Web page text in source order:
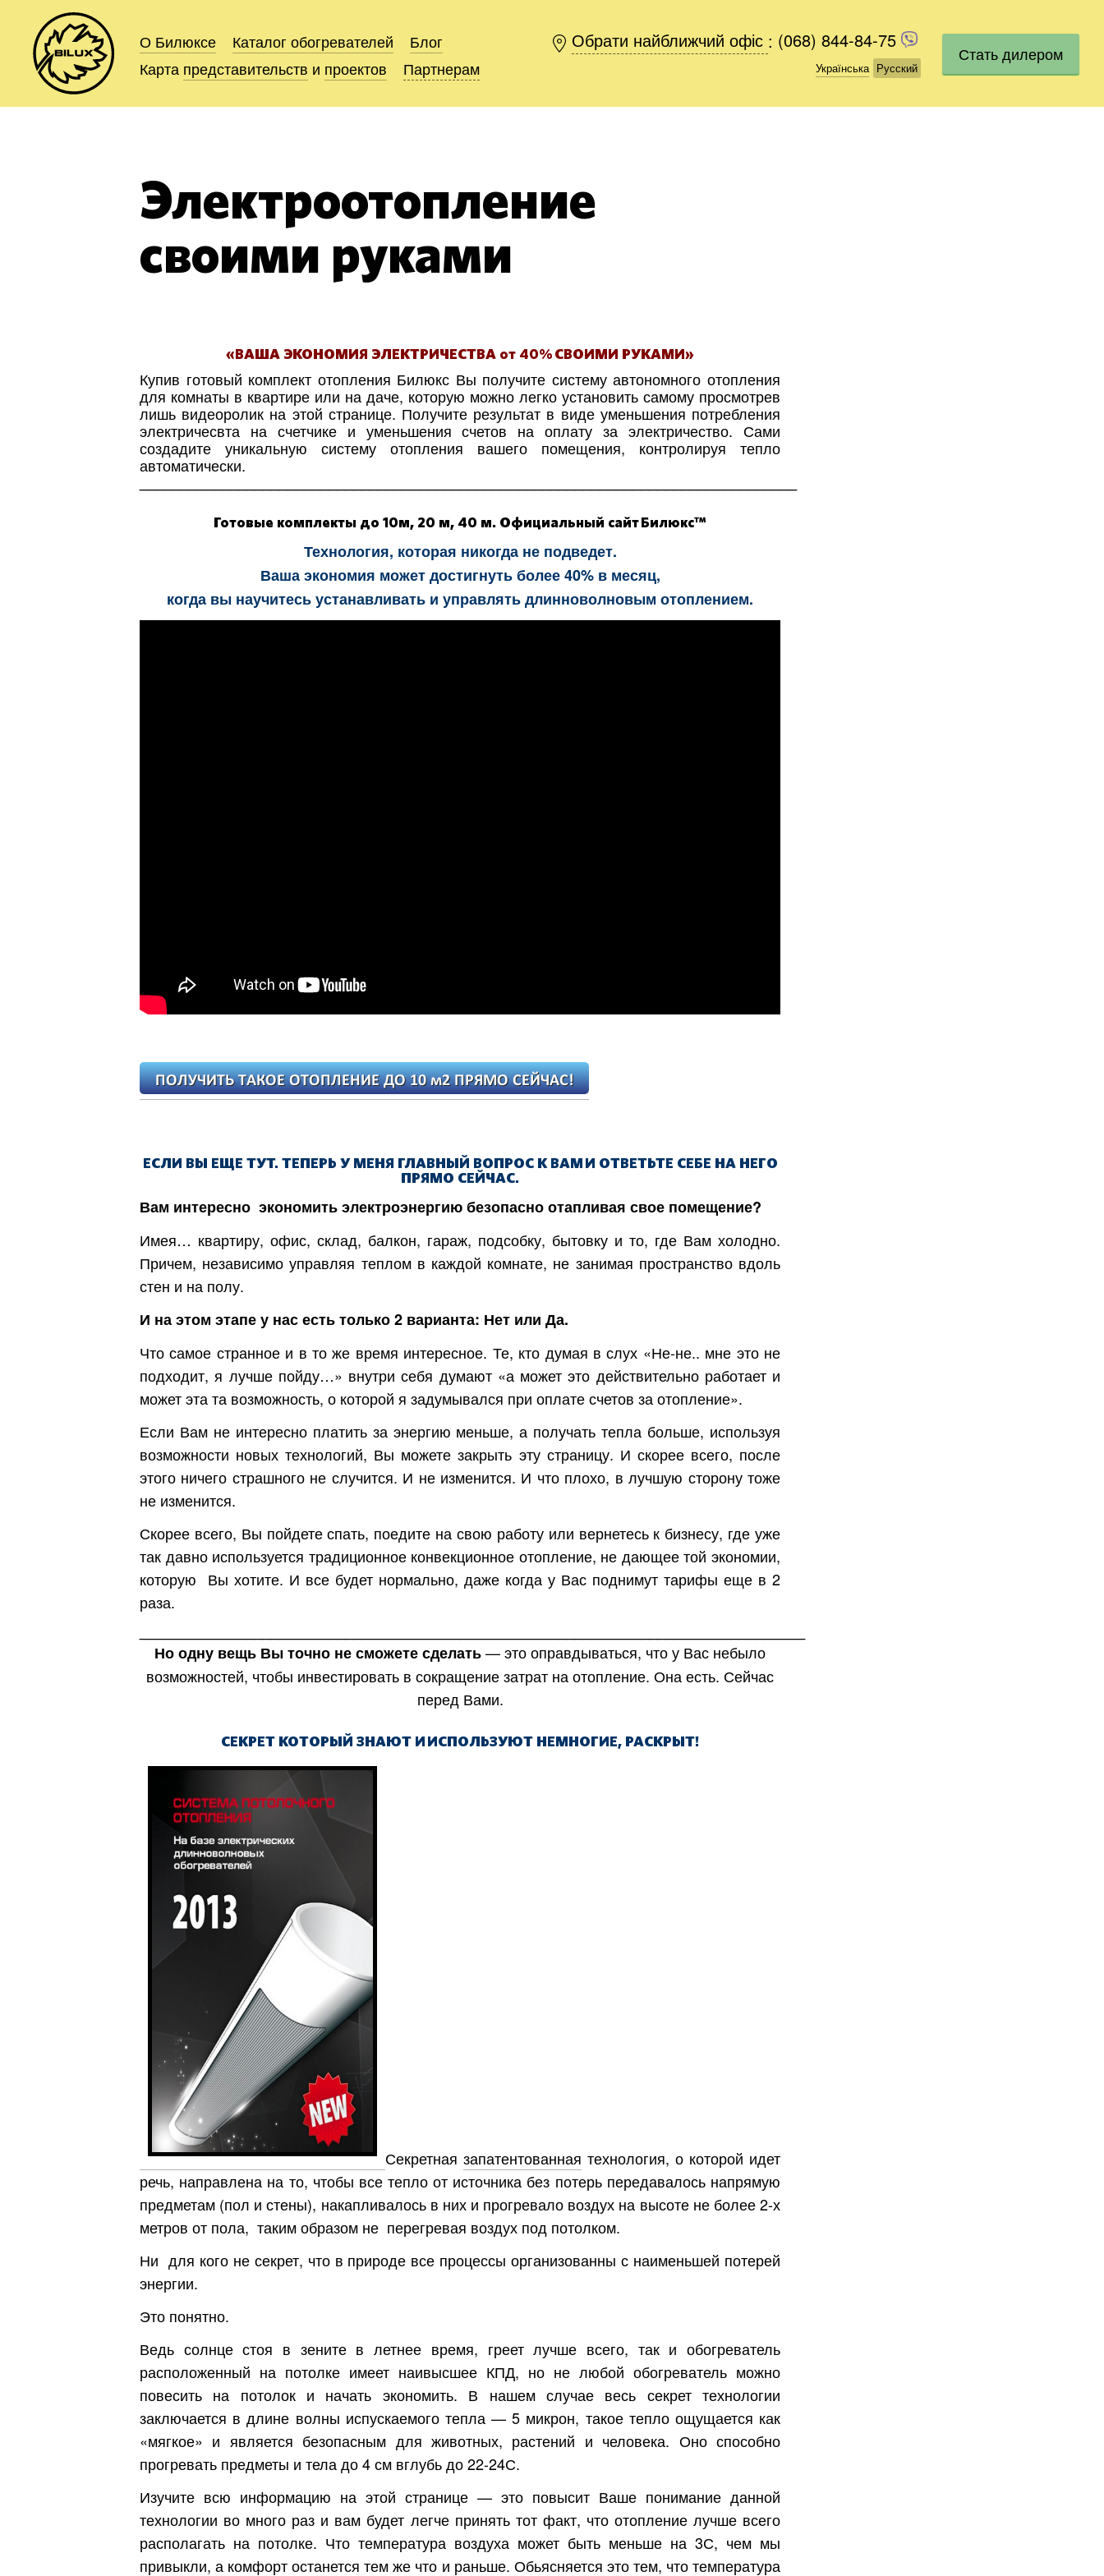
О Билюксе Каталог обогревателей
Блог
Карта представительств и проектов Партнерам
Обрати найближчий офіс (068) 844-84-75
Українська Русский
О Билюксе Каталог обогревателей
Блог
Карта представительств и проектов Партнерам
Обрати найближчий офіс : (068) 844-84-75
Українська Русский
Стать дилером
Электроотопление
своими руками
«ВАША ЭКОНОМИЯ ЭЛЕКТРИЧЕСТВА от 40% СВОИМИ РУКАМИ»
Купив готовый комплект отопления Билюкс Вы получите систему автономного отопления
для комнаты в квартире или на даче, которую можно легко установить самому просмотрев
лишь видеоролик на этой странице. Получите результат в виде уменьшения потребления
электричесвта на счетчике и уменьшения счетов на оплату за электричество. Сами
создадите уникальную систему отопления вашего помещения, контролируя тепло
автоматически.
Готовые комплекты до 10м, 20 м, 40 м. Официальный сайт Билюкс™
Технология, которая никогда не подведет.
Ваша экономия может достигнуть более 40% в месяц,
когда вы научитесь устанавливать и управлять длинноволновым отоплением.
ЕСЛИ ВЫ ЕЩЕ ТУТ. ТЕПЕРЬ У МЕНЯ ГЛАВНЫЙ ВОПРОС К ВАМ И ОТВЕТЬТЕ СЕБЕ НА НЕГО
ПРЯМО СЕЙЧАС.
Вам интересно экономить электроэнергиюбезопасноотапливая свое помещение?
Имея… квартиру, офис, склад, балкон, гараж, подсобку, бытовку и то, где Вам холодно.
Причем, независимо управляя теплом в каждой комнате, не занимая пространство вдоль
стен и на полу.
И на этом этапе у нас есть только 2 варианта: Нет или Да.
Что самое странное и в то же время интересное. Те, кто думая в слух «Не-не.. мне это не
подходит, я лучше пойду…» внутри себя думают «а может это действительно работает и
может эта та возможность, о которой я задумывался при оплате счетов за отопление».
Если Вам не интересно платить за энергию меньше, а получать тепла больше, используя
возможности новых технологий, Вы можете закрыть эту страницу. И скорее всего, после
этого ничего страшного не случится. И не изменится. И что плохо, в лучшую сторону тоже
не изменится.
Скорее всего, Вы пойдете спать, поедите на свою работу или вернетесь к бизнесу, где уже
так давно используется традиционное конвекционное отопление, не дающее той экономии,
которую Вы хотите. И все будет нормально, даже когда у Вас поднимут тарифы еще в 2
раза.
Но одну вещь Вы точно не сможете сделать— это оправдываться, что у Вас небыло
возможностей, чтобы инвестировать в сокращение затрат на отопление. Она есть. Сейчас
перед Вами.
СЕКРЕТ КОТОРЫЙ ЗНАЮТ И ИСПОЛЬЗУЮТ НЕМНОГИЕ, РАСКРЫТ!
Секретная запатентованная технология, о которой идет
речь, направлена на то, чтобы все тепло от источника без потерь передавалось напрямую
предметам (пол и стены), накапливалось в них и прогревало воздух на высоте не более 2-х
метров от пола, таким образом не перегревая воздух под потолком.
Ни для кого не секрет, что в природе все процессы организованны с наименьшей потерей
энергии.
Это понятно.
Ведь солнце стоя в зените в летнее время, греет лучше всего, так и обогреватель
расположенный на потолке имеет наивысшее КПД, но не любой обогреватель можно
повесить на потолок и начать экономить. В нашем случае весь секрет технологии
заключается в длине волны испускаемого тепла — 5 микрон, такое тепло ощущается как
«мягкое» и является безопасным для животных, растений и человека. Оно способно
прогревать предметы и тела до 4 см вглубь до 22-24С.
Изучите всю информацию на этой странице — это повысит Ваше понимание данной
технологии во много раз и вам будет легче принять тот факт, что отопление лучше всего
располагать на потолке. Что температура воздуха может быть меньше на 3С, чем мы
привыкли, а комфорт останется тем же что и раньше. Обьясняется это тем, что температура
Киев
Хмельницкий
Область